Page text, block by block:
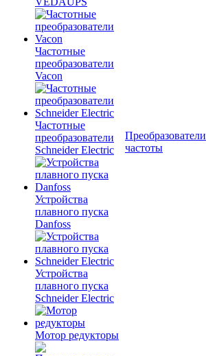
Частотные
преобразователи
Vacon
Частотные
преобразователи
Schneider Electric
Устройства
плавного пуска
Danfoss
Устройства
плавного пуска
Schneider Electric
Мотор редукторы
Преобразователи
частоты